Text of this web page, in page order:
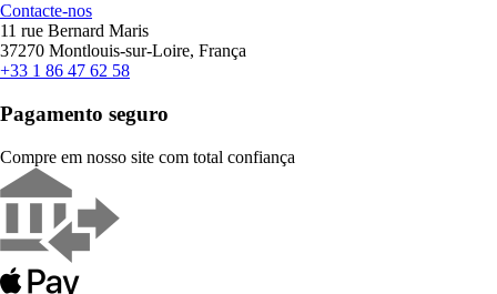
Contacte-nos
11 rue Bernard Maris
37270 Montlouis-sur-Loire, França
+33 1 86 47 62 58
Pagamento seguro
Compre em nosso site com total confiança